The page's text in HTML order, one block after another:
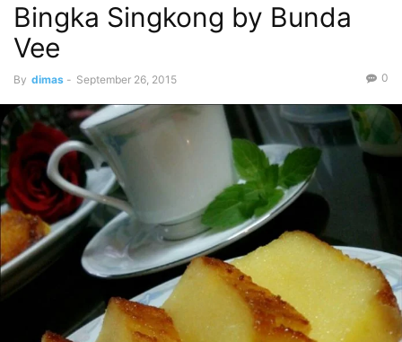
Bingka Singkong by Bunda
Vee
By dimas - September 26, 2015 0